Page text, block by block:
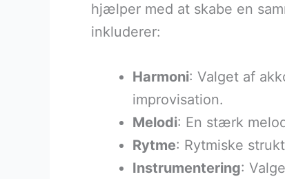
hjælper med at skabe en
inkluderer:
Harmoni: Valget af
improvisation.
Melodi: En stærk
Rytme: Rytmiske
Instrumentering: